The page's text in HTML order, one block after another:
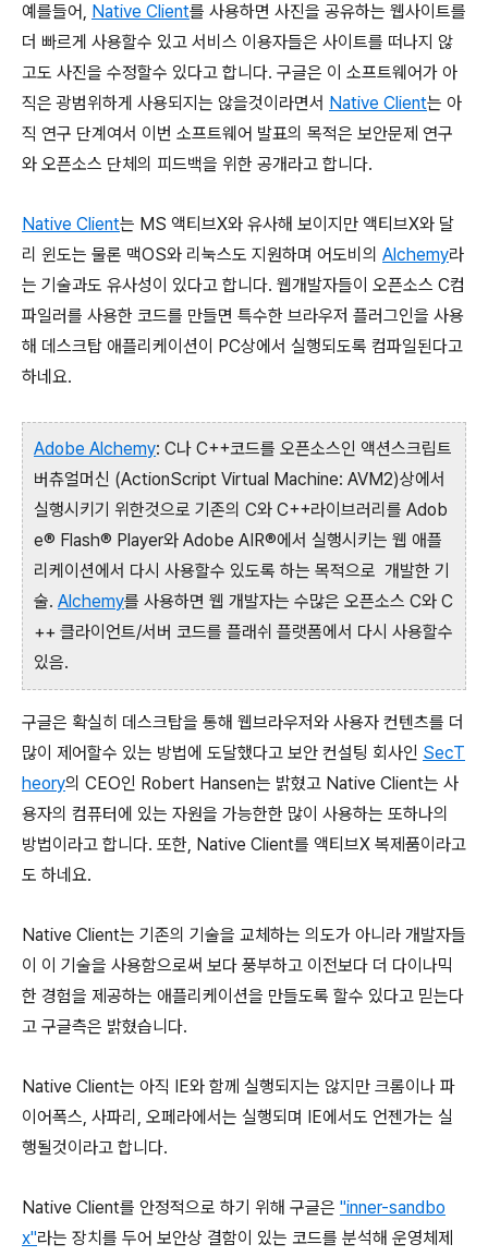
예를들어, Native Client를 사용하면 사진을 공유하는 웹사이트를
더 빠르게 사용할수 있고 서비스 이용자들은 사이트를 떠나지 않
고도 사진을 수정할수 있다고 합니다. 구글은 이 소프트웨어가 아
직은 광범위하게 사용되지는 않을것이라면서 Native Client는 아
직 연구 단계여서 이번 소프트웨어 발표의 목적은 보안문제 연구
와 오픈소스 단체의 피드백을 위한 공개라고 합니다.
Native Client는 MS 액티브X와 유사해 보이지만 액티브X와 달
리 윈도는 물론 맥OS와 리눅스도 지원하며 어도비의 Alchemy라
는 기술과도 유사성이 있다고 합니다. 웹개발자들이 오픈소스 C컴
파일러를 사용한 코드를 만들면 특수한 브라우저 플러그인을 사용
해 데스크탑 애플리케이션이 PC상에서 실행되도록 컴파일된다고
하네요.
Adobe Alchemy: C나 C++코드를 오픈소스인 액션스크립트
버츄얼머신 (ActionScript Virtual Machine: AVM2)상에서
실행시키기 위한것으로 기존의 C와 C++라이브러리를 Adob
e® Flash® Player와 Adobe AIR®에서 실행시키는 웹 애플
리케이션에서 다시 사용할수 있도록 하는 목적으로 개발한 기
술. Alchemy를 사용하면 웹 개발자는 수많은 오픈소스 C와 C
++ 클라이언트/서버 코드를 플래쉬 플랫폼에서 다시 사용할수
있음.
구글은 확실히 데스크탑을 통해 웹브라우저와 사용자 컨텐츠를 더
많이 제어할수 있는 방법에 도달했다고 보안 컨설팅 회사인 SecT
heory의 CEO인 Robert Hansen는 밝혔고 Native Client는 사
용자의 컴퓨터에 있는 자원을 가능한한 많이 사용하는 또하나의
방법이라고 합니다. 또한, Native Client를 액티브X 복제품이라고
도 하네요.
Native Client는 기존의 기술을 교체하는 의도가 아니라 개발자들
이 이 기술을 사용함으로써 보다 풍부하고 이전보다 더 다이나믹
한 경험을 제공하는 애플리케이션을 만들도록 할수 있다고 믿는다
고 구글측은 밝혔습니다.
Native Client는 아직 IE와 함께 실행되지는 않지만 크롬이나 파
이어폭스, 사파리, 오페라에서는 실행되며 IE에서도 언젠가는 실
행될것이라고 합니다.
Native Client를 안정적으로 하기 위해 구글은 "inner-sandbo
x"라는 장치를 두어 보안상 결함이 있는 코드를 분석해 운영체제